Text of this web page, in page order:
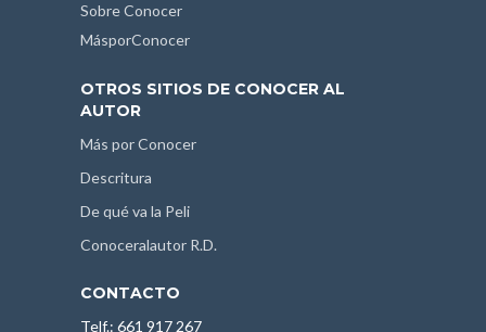
Sobre Conocer
MásporConocer
OTROS SITIOS DE CONOCER AL
AUTOR
Más por Conocer
Descritura
De qué va la Peli
Conoceralautor R.D.
CONTACTO
Telf.: 661 917 267